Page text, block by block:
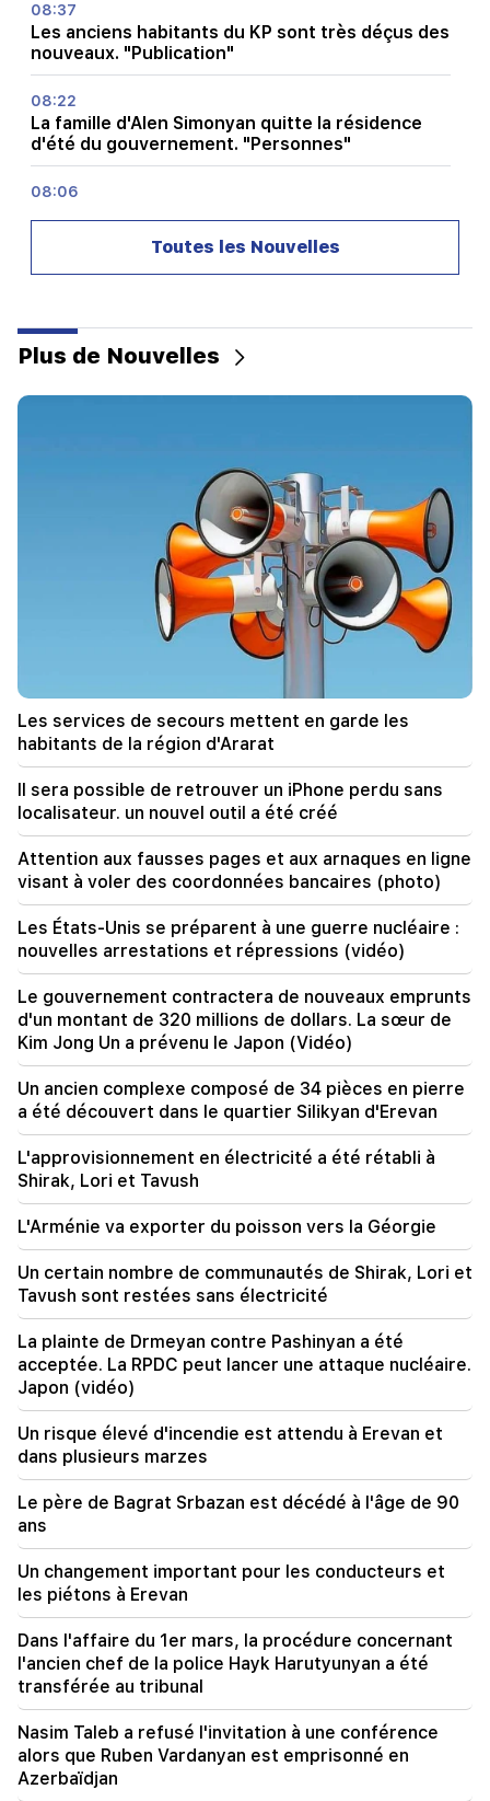
08:37
Les anciens habitants du KP sont très déçus des
nouveaux. "Publication"
08:22
La famille d'Alen Simonyan quitte la résidence
d'été du gouvernement. "Personnes"
08:06
Les dangers du déséquilibre et des nouvelles
addictions. "Fait"
02:03
Le premier cycle de négociations entre Israël et
le Liban s'est terminé à Rome
Horoscope financier d'août pour tous les signes
Les services de secours mettent en garde les
habitants de la région d'Ararat
Tuer en direct&nbsp;!
00:29
Sedrak Arustamyan a été détenu pendant 2 mois
23:50
Il sera possible de retrouver un iPhone perdu
sans localisateur. un nouvel outil a été créé
21:30
C’est une honte sans précédent. Melikyan sur
l'affaire pénale contre le Catholicos et
l'audience (vidéo)
21:10
problème d’Ormuz aura lieu. Artak Zakarian
Attention aux fausses pages et aux arnaques en
ligne visant à voler des coordonnées bancaires
(photo)
20:41
Le CC a accepté la question de la
constitutionnalité de l'accord TRIPP entre
l'Arménie et les États-Unis
20:30
Les États-Unis se préparent à une guerre
nucléaire : nouvelles arrestations et répressions
(vidéo)
19:53
"Drone avec un engin explosif inconnu" à
l'aéroport de Leipzig. une enquête a commencé
19:47
Silva Hakobyan a signalé une perte douloureuse
(Photo)
Toutes les Nouvelles
Plus de Nouvelles
Les services de secours mettent en garde les
habitants de la région d'Ararat
Il sera possible de retrouver un iPhone perdu sans
localisateur. un nouvel outil a été créé
Attention aux fausses pages et aux arnaques en ligne
visant à voler des coordonnées bancaires (photo)
Les États-Unis se préparent à une guerre nucléaire :
nouvelles arrestations et répressions (vidéo)
Le gouvernement contractera de nouveaux emprunts
d'un montant de 320 millions de dollars. La sœur de
Kim Jong Un a prévenu le Japon (Vidéo)
Un ancien complexe composé de 34 pièces en pierre
a été découvert dans le quartier Silikyan d'Erevan
L'approvisionnement en électricité a été rétabli à
Shirak, Lori et Tavush
L'Arménie va exporter du poisson vers la Géorgie
Un certain nombre de communautés de Shirak, Lori et
Tavush sont restées sans électricité
La plainte de Drmeyan contre Pashinyan a été
acceptée. La RPDC peut lancer une attaque nucléaire.
Japon (vidéo)
Un risque élevé d'incendie est attendu à Erevan et
dans plusieurs marzes
Le père de Bagrat Srbazan est décédé à l'âge de 90
ans
Un changement important pour les conducteurs et
les piétons à Erevan
Dans l'affaire du 1er mars, la procédure concernant
l'ancien chef de la police Hayk Harutyunyan a été
transférée au tribunal
Nasim Taleb a refusé l'invitation à une conférence
alors que Ruben Vardanyan est emprisonné en
Azerbaïdjan